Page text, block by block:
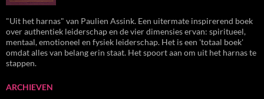
"Uit het harnas" van Paulien Assink. Een uitermate inspirerend boek
over authentiek leiderschap en de vier dimensies ervan: spiritueel,
mentaal, emotioneel en fysiek leiderschap. Het is een 'totaal boek'
omdat alles van belang erin staat. Het spoort aan om uit het harnas te
stappen.
ARCHIEVEN